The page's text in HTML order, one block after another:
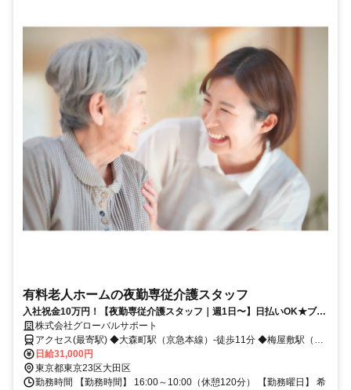
有料老人ホームの夜勤専従介護スタッフ
入社祝金10万円！【夜勤専従介護スタッフ｜週1日〜】日払いOK★ブラ
ンクOK／Wワーク・扶養内OK／髪色自由
株式会社グローバルサポート
アクセス(最寄駅) ◆大森町駅（京急本線）-徒歩11分 ◆梅屋敷駅（京
急本線）-徒歩15分 ◆平和島駅（京急本線）-徒歩15分
日給31,000円
東京都東京23区大田区
勤務時間 【勤務時間】 16:00～10:00（休憩120分） 【勤務曜日】 希